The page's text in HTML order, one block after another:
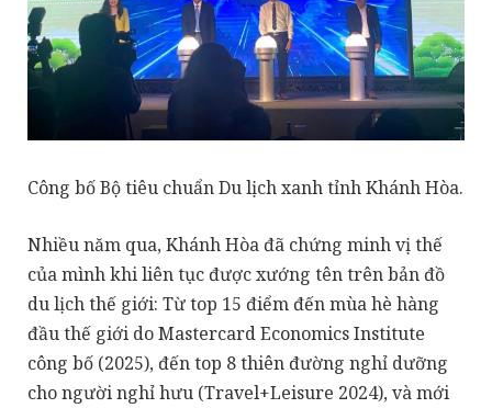
Công bố Bộ tiêu chuẩn Du lịch xanh tỉnh Khánh Hòa.
Nhiều năm qua, Khánh Hòa đã chứng minh vị thế
của mình khi liên tục được xướng tên trên bản đồ
du lịch thế giới: Từ top 15 điểm đến mùa hè hàng
đầu thế giới do Mastercard Economics Institute
công bố (2025), đến top 8 thiên đường nghỉ dưỡng
cho người nghỉ hưu (Travel+Leisure 2024), và mới